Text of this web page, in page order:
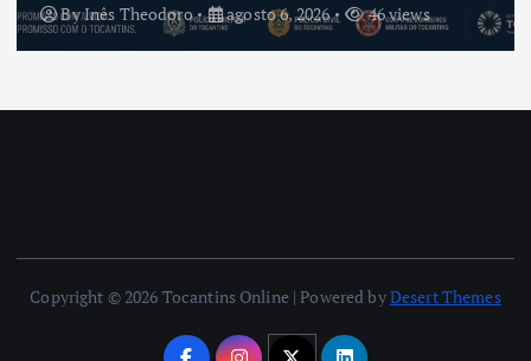
ByInês Theodoro agosto 6, 2026 46 views
Copyright © 2026 Tocantins Online | Powered byDesert Themes